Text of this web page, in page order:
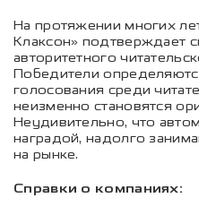
На протяжении многих
Клаксон» подтверждает
авторитетного
Победители
голосования среди
неизменно становятся
Неудивительно, что
наградой, надолго
на рынке.
Справки о компаниях: